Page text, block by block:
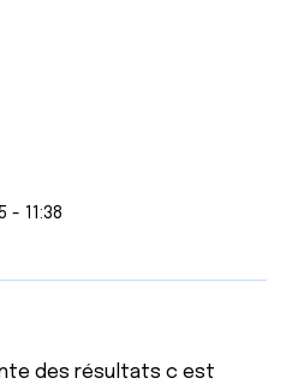
- 11:38
des résultats c est